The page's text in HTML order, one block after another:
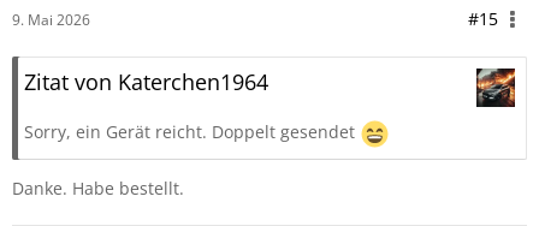
9. Mai 2026 #15
Zitat von Katerchen1964
Sorry, ein Gerät reicht. Doppelt gesendet
Danke. Habe bestellt.